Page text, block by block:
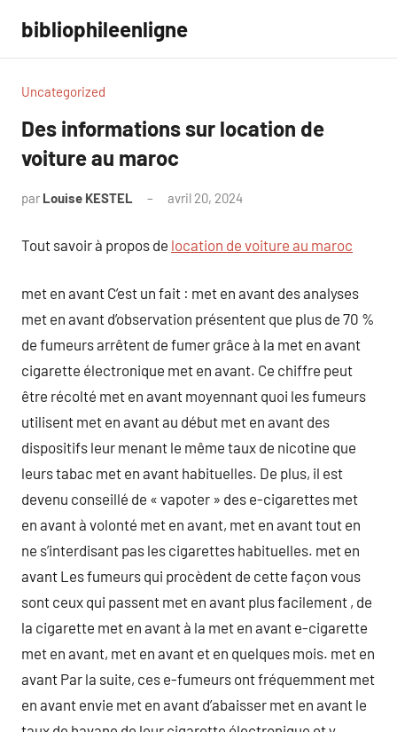
contenu
bibliophileenligne
Uncategorized
Des informations sur location de
voiture au maroc
par Louise KESTEL avril 20, 2024
Tout savoir à propos de location de voiture au maroc
met en avant C’est un fait : met en avant des analyses
met en avant d’observation présentent que plus de 70 %
de fumeurs arrêtent de fumer grâce à la met en avant
cigarette électronique met en avant. Ce chiffre peut
être récolté met en avant moyennant quoi les fumeurs
utilisent met en avant au début met en avant des
dispositifs leur menant le même taux de nicotine que
leurs tabac met en avant habituelles. De plus, il est
devenu conseillé de « vapoter » des e-cigarettes met
en avant à volonté met en avant, met en avant tout en
ne s’interdisant pas les cigarettes habituelles. met en
avant Les fumeurs qui procèdent de cette façon vous
sont ceux qui passent met en avant plus facilement , de
la cigarette met en avant à la met en avant e-cigarette
met en avant, met en avant et en quelques mois. met en
avant Par la suite, ces e-fumeurs ont fréquemment met
en avant envie met en avant d’abaisser met en avant le